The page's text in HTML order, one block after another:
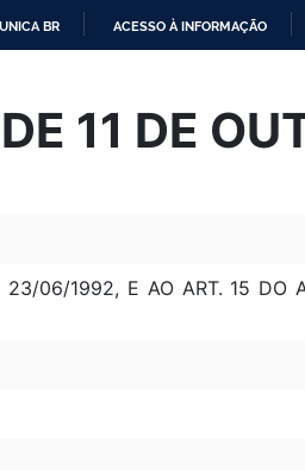
O
CONTEÚDO
BR ACESSO À INFORMAÇÃO
11 DE
23/06/1992, E AO ART. 15 DO